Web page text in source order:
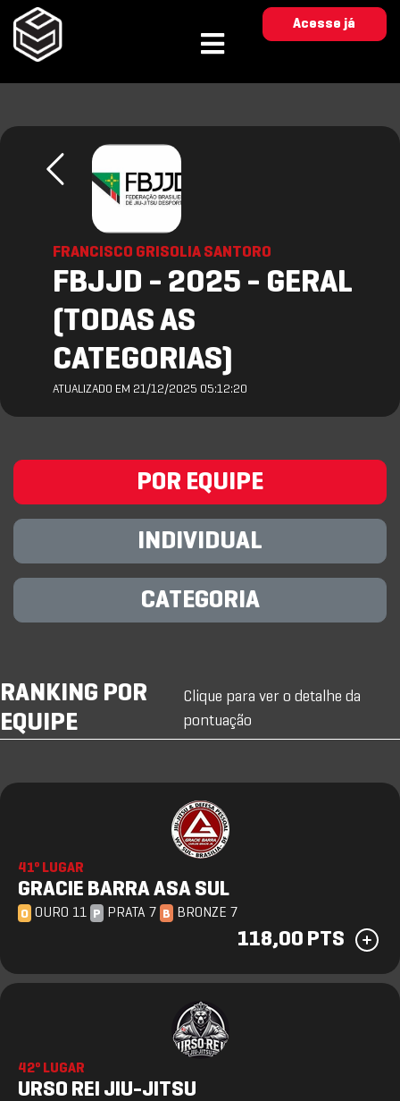
Acesse já
FRANCISCO GRISOLIA SANTORO
FBJJD - 2025 - GERAL
(TODAS AS
CATEGORIAS)
ATUALIZADO EM 21/12/2025 05:12:20
POR EQUIPE
INDIVIDUAL
CATEGORIA
RANKING POR
EQUIPE
Clique para ver o detalhe da
pontuação
41º LUGAR
GRACIE BARRA ASA SUL
O OURO 11 P PRATA 7 B BRONZE 7
118,00 PTS
42º LUGAR
URSO REI JIU-JITSU